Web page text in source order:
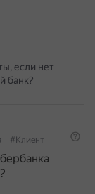
если нет
банк?
#Клиент